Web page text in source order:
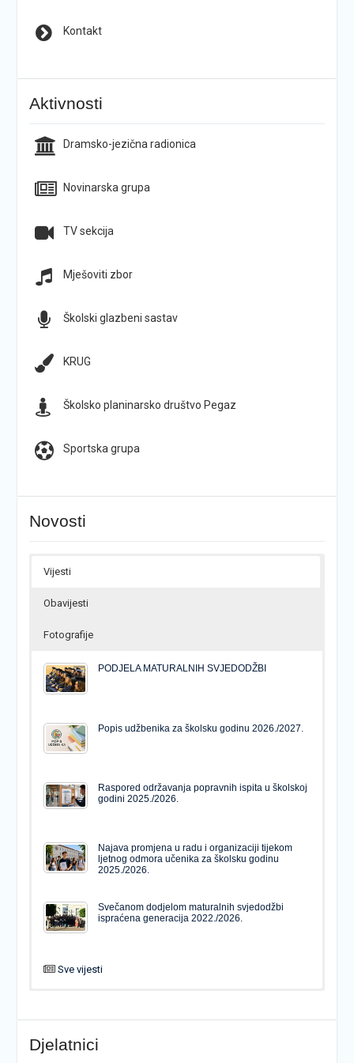
Kontakt
Aktivnosti
Dramsko-jezična radionica
Novinarska grupa
TV sekcija
Mješoviti zbor
Školski glazbeni sastav
KRUG
Školsko planinarsko društvo Pegaz
Sportska grupa
Novosti
Vijesti
Obavijesti
Fotografije
PODJELA MATURALNIH SVJEDODŽBI
Popis udžbenika za školsku godinu 2026./2027.
Raspored održavanja popravnih ispita u školskoj
godini 2025./2026.
Najava promjena u radu i organizaciji tijekom
ljetnog odmora učenika za školsku godinu
2025./2026.
Svečanom dodjelom maturalnih svjedodžbi
ispraćena generacija 2022./2026.
Sve vijesti
Popis udžbenika za školsku godinu 2026./2027.
Natječaj za upis u 1. razred Katoličke gimnazije s
Djelatnici